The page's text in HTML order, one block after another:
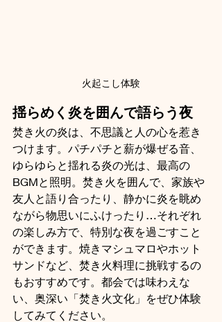
火起こし体験
揺らめく炎を囲んで語らう夜
焚き火の炎は、不思議と人の心を惹き
つけます。パチパチと薪が爆ぜる音、
ゆらゆらと揺れる炎の光は、最高の
BGMと照明。焚き火を囲んで、家族や
友人と語り合ったり、静かに炎を眺め
ながら物思いにふけったり…それぞれ
の楽しみ方で、特別な夜を過ごすこと
ができます。焼きマシュマロやホット
サンドなど、焚き火料理に挑戦するの
もおすすめです。都会では味わえな
い、奥深い「焚き火文化」をぜひ体験
してみてください。